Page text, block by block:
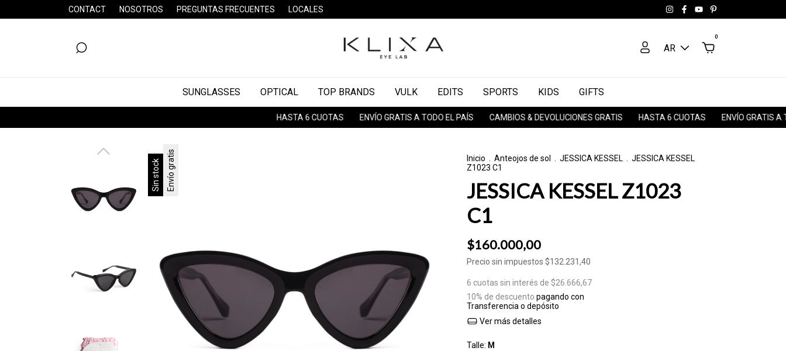
CONTACT NOSOTROS PREGUNTAS FRECUENTES LOCALES
AR
0
SUNGLASSES OPTICAL TOP BRANDS VULK EDITS SPORTS KIDS GIFTS
HASTA 6 CUOTAS ENVÍO GRATIS A TODO EL PAÍS CAMBIOS & DEVOLUCIONES GRATIS HASTA 6 CUOTAS ENVÍO GRATIS A TODO
Sin stock Envío gratis Inicio Anteojos de sol JESSICA KESSEL
JESSICA KESSEL
Z1023 C1
JESSICA KESSEL Z1023
C1
$160.000,00
Precio sin impuestos $132.231,40
6 cuotas sin interés de $26.666,67
10% de descuento pagando con
Transferencia o depósito
Ver más detalles
Talle: M